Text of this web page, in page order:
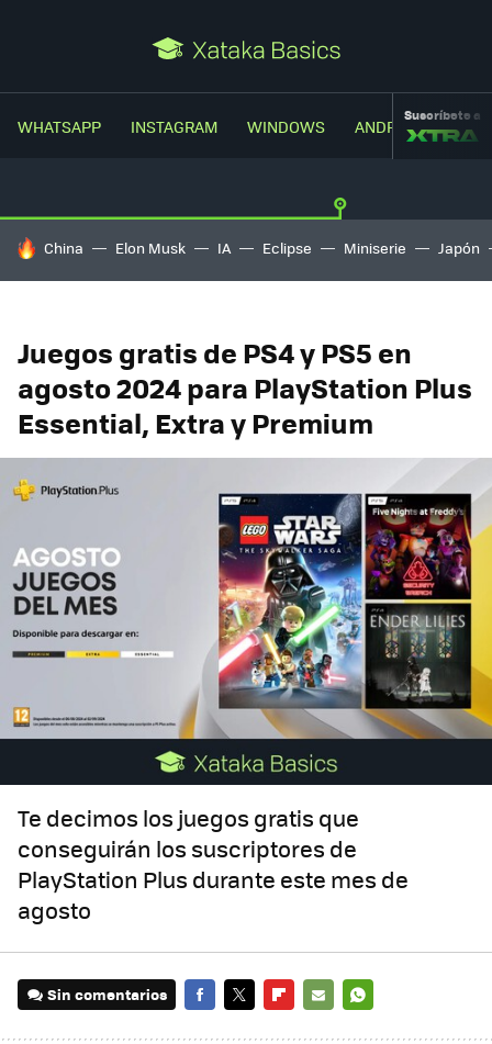
WHATSAPP INSTAGRAM WINDOWS ANDROIDSuscríbete a
HOY SE HABLA DE
China Elon Musk IA Eclipse Miniserie Japón
Juegos gratis de PS4 y PS5 en
agosto 2024 para PlayStation Plus
Essential, Extra y Premium
Te decimos los juegos gratis que
conseguirán los suscriptores de
PlayStation Plus durante este mes de
agosto
Sin comentarios